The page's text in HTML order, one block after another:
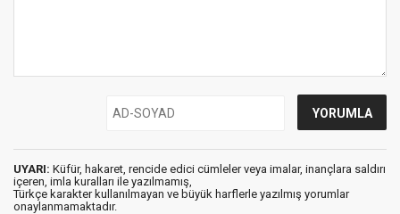
UYARI: Küfür, hakaret, rencide edici cümleler veya imalar, inançlara saldırı
içeren, imla kuralları ile yazılmamış,
Türkçe karakter kullanılmayan ve büyük harflerle yazılmış yorumlar
onaylanmamaktadır.